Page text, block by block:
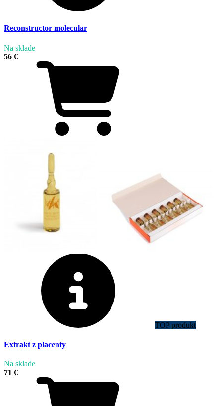
Reconstructor molecular
Na sklade
56 €
TOP produkt
Extrakt z placenty
Na sklade
71 €